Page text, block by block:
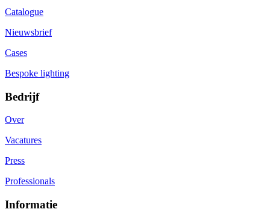
Catalogue
Nieuwsbrief
Cases
Bespoke lighting
Bedrijf
Over
Vacatures
Press
Professionals
Informatie